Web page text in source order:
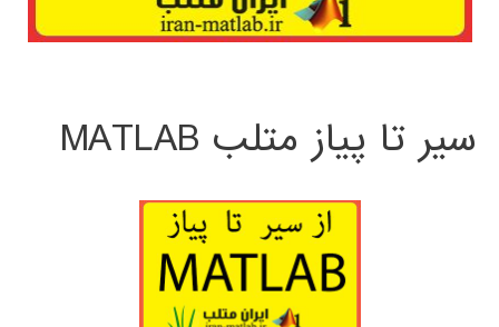
سیر تا پیاز متلب MATLAB